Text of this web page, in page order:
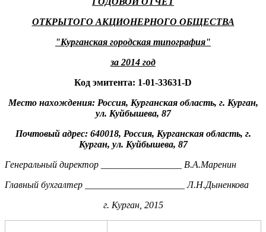
ОТКРЫТОГО АКЦИОНЕРНОГО ОБЩЕСТВА
"Курганская городская типография"
за 2014 год
Код эмитента: 1-01-33631-D
Место нахождения: Россия, Курганская область, г. Курган,
ул. Куйбышева, 87
Почтовый адрес: 640018, Россия, Курганская область, г.
Курган, ул. Куйбышева, 87
Генеральный директор _________________ В.А.Маренин
Главный бухгалтер _____________________ Л.Н.Дыненкова
г. Курган, 2015